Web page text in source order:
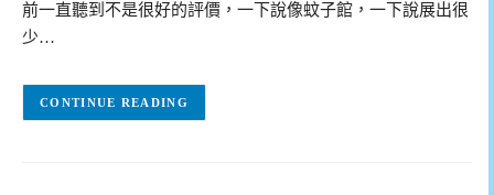
前一直聽到不是很好的評價，一下說像蚊子館，一下說展出很
少…
CONTINUE READING